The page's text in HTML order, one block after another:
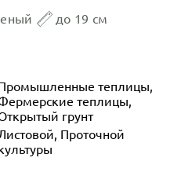
до 19 см
теплицы,
теплицы,
грунт
Проточной